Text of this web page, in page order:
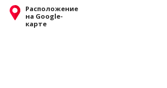
Расположение
на Google-
карте